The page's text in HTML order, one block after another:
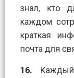
знал, кто
каждом
краткая
почта для
16. Каждый